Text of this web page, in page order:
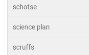
schotse
science plan
scruffs